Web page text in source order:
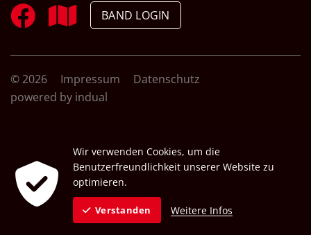
BAND LOGIN
© 2026 Impressum
Datenschutz
powered by indual
Wir verwenden Cookies, um die
Benutzerfreundlichkeit unserer Website zu
optimieren.
Verstanden Weitere Infos